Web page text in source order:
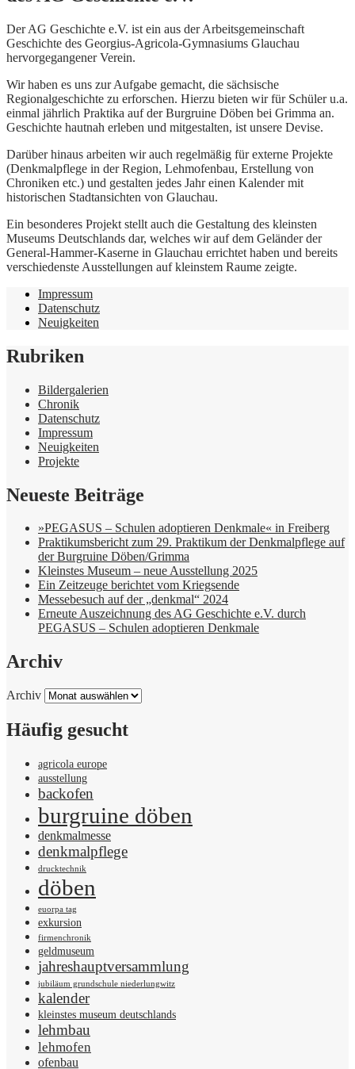
Der AG Geschichte e.V. ist ein aus der Arbeitsgemeinschaft
Geschichte des Georgius-Agricola-Gymnasiums Glauchau
hervorgegangener Verein.
Wir haben es uns zur Aufgabe gemacht, die sächsische
Regionalgeschichte zu erforschen. Hierzu bieten wir für Schüler u.a.
einmal jährlich Praktika auf der Burgruine Döben bei Grimma an.
Geschichte hautnah erleben und mitgestalten, ist unsere Devise.
Darüber hinaus arbeiten wir auch regelmäßig für externe Projekte
(Denkmalpflege in der Region, Lehmofenbau, Erstellung von
Chroniken etc.) und gestalten jedes Jahr einen Kalender mit
historischen Stadtansichten von Glauchau.
Ein besonderes Projekt stellt auch die Gestaltung des kleinsten
Museums Deutschlands dar, welches wir auf dem Geländer der
General-Hammer-Kaserne in Glauchau errichtet haben und bereits
verschiedenste Ausstellungen auf kleinstem Raume zeigte.
Impressum
Datenschutz
Neuigkeiten
Rubriken
Bildergalerien
Chronik
Datenschutz
Impressum
Neuigkeiten
Projekte
Neueste Beiträge
»PEGASUS – Schulen adoptieren Denkmale« in Freiberg
Praktikumsbericht zum 29. Praktikum der Denkmalpflege auf
der Burgruine Döben/Grimma
Kleinstes Museum – neue Ausstellung 2025
Ein Zeitzeuge berichtet vom Kriegsende
Messebesuch auf der „denkmal“ 2024
Erneute Auszeichnung des AG Geschichte e.V. durch
PEGASUS – Schulen adoptieren Denkmale
Archiv
Archiv
Häufig gesucht
agricola europe
ausstellung
backofen
burgruine döben
denkmalmesse
denkmalpflege
drucktechnik
döben
euorpa tag
exkursion
firmenchronik
geldmuseum
jahreshauptversammlung
jubiläum grundschule niederlungwitz
kalender
kleinstes museum deutschlands
lehmbau
lehmofen
ofenbau